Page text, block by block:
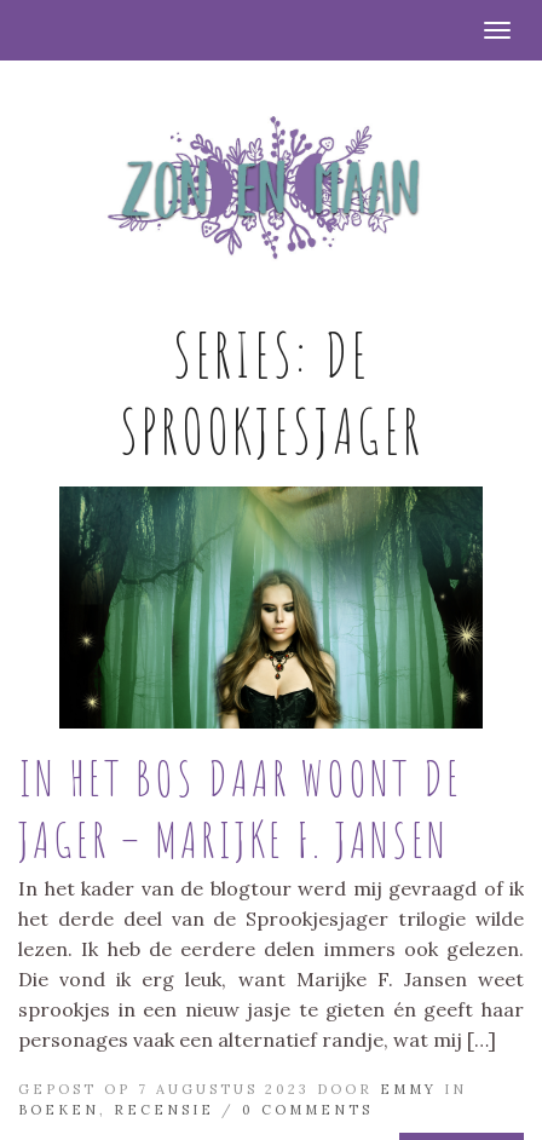
SERIES: DE
SPROOKJESJAGER
IN HET BOS DAAR WOONT DE
JAGER – MARIJKE F. JANSEN
In het kader van de blogtour werd mij gevraagd of ik
het derde deel van de Sprookjesjager trilogie wilde
lezen. Ik heb de eerdere delen immers ook gelezen.
Die vond ik erg leuk, want Marijke F. Jansen weet
sprookjes in een nieuw jasje te gieten én geeft haar
personages vaak een alternatief randje, wat mij […]
GEPOST OP 7 AUGUSTUS 2023 DOOR EMMY
IN
BOEKEN
RECENSIE / 0 COMMENTS